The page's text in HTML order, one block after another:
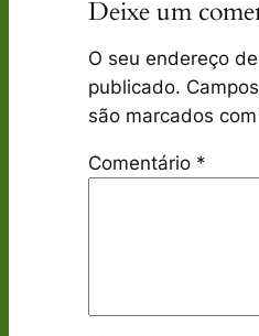
Deixe um
O seu endereço
publicado.
são marcados com
Comentário *